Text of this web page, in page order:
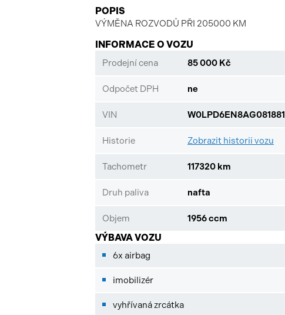
POPIS
VÝMĚNA ROZVODŮ PŘI 205000 KM
INFORMACE O VOZU
Prodejní cena 85 000 Kč
Odpočet DPH ne
VIN W0LPD6EN8AG081881
Historie Zobrazit historii vozu
Tachometr 117320 km
Druh paliva nafta
Objem 1956 ccm
VÝBAVA VOZU
6x airbag
imobilizér
vyhřívaná zrcátka